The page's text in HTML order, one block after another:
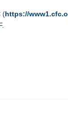
(https://